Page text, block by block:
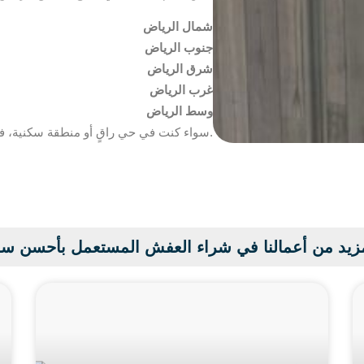
شمال الرياض
جنوب الرياض
شرق الرياض
غرب الرياض
وسط الرياض
سواء كنت في حي راقٍ أو منطقة سكنية، فإن فريق الأسيوطي جاهز لخدمتك.
من أعمالنا في شراء العفش المستعمل بأحسن